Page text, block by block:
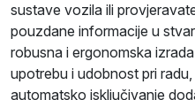
sustave vozila ili
pouzdane informacije u
robusna i ergonomska
upotrebu i udobnost pri
automatsko isključivanje